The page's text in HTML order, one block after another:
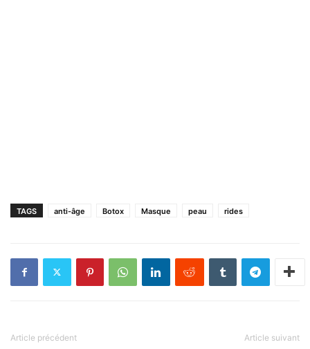
TAGS anti-âge Botox Masque peau rides
Article précédent Article suivant